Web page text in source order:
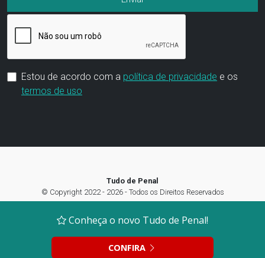
Conheça o novo Tudo de Penal!
CONFIRA
Estou de acordo com a política de privacidade e os
termos de uso
Tudo de Penal
© Copyright 2022 - 2026 - Todos os Direitos Reservados